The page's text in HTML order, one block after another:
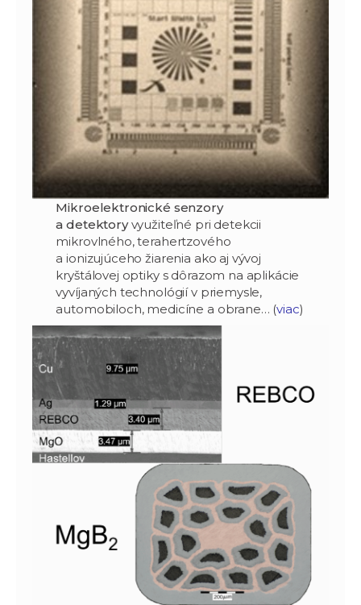
Mikroelektronické senzory
a detektoryvyužiteľné pri detekcii
mikrovlného, terahertzového
a ionizujúceho žiarenia ako aj vývoj
kryštálovej optiky s dôrazom na aplikácie
vyvíjaných technológií v priemysle,
automobiloch, medicíne a obrane… (viac)